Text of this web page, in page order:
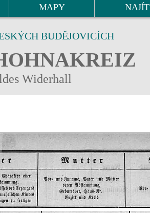
MAPY NAJÍT
BUDĚJOVICÍCH
Widerhall